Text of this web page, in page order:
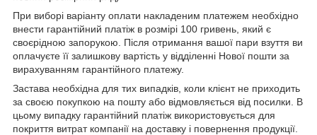
При виборі варіанту оплати накладеним платежем необхідно
внести гарантійний платіж в розмірі 100 гривень, який є
своєрідною запорукою. Після отримання вашої пари взуття ви
оплачуєте її залишкову вартість у відділенні Нової пошти за
вирахуванням гарантійного платежу.
Застава необхідна для тих випадків, коли клієнт не приходить
за своєю покупкою на пошту або відмовляється від посилки. В
цьому випадку гарантійний платіж використовується для
покриття витрат компанії на доставку і повернення продукції.